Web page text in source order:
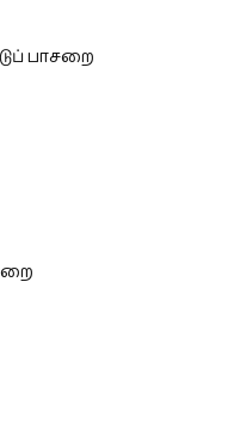
பாசறை